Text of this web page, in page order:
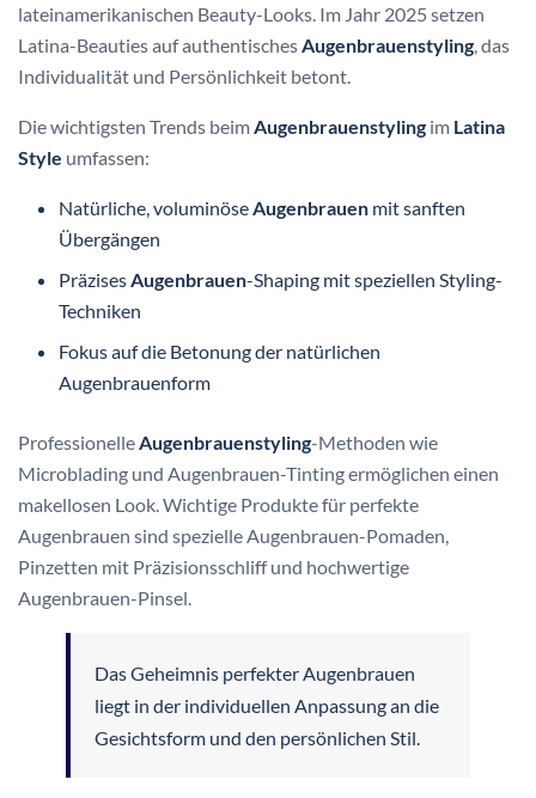
lateinamerikanischen Beauty-Looks. Im Jahr 2025 setzen
Latina-Beauties auf authentisches Augenbrauenstyling , das
Individualität und Persönlichkeit betont.
Die wichtigsten Trends beim Augenbrauenstyling im Latina
Style umfassen:
Natürliche, voluminöse Augenbrauen mit sanften
Übergängen
Präzises Augenbrauen-Shaping mit speziellen Styling-
Techniken
Fokus auf die Betonung der natürlichen
Augenbrauenform
Professionelle Augenbrauenstyling-Methoden wie
Microblading und Augenbrauen-Tinting ermöglichen einen
makellosen Look. Wichtige Produkte für perfekte
Augenbrauen sind spezielle Augenbrauen-Pomaden,
Pinzetten mit Präzisionsschliff und hochwertige
Augenbrauen-Pinsel.
Das Geheimnis perfekter Augenbrauen
liegt in der individuellen Anpassung an die
Gesichtsform und den persönlichen Stil.